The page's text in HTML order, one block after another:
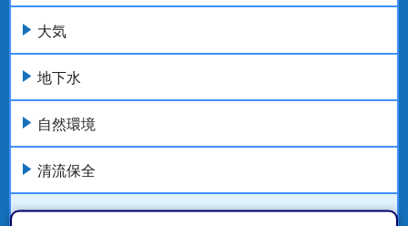
大気
地下水
自然環境
清流保全
条例・計画